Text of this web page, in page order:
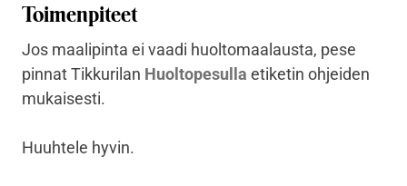
Toimenpiteet
Jos maalipinta ei vaadi huoltomaalausta, pese
pinnat Tikkurilan Huoltopesulla etiketin ohjeiden
mukaisesti.
Huuhtele hyvin.